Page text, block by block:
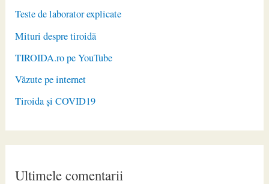
Teste de laborator explicate
Mituri despre tiroidă
TIROIDA.ro pe YouTube
Văzute pe internet
Tiroida și COVID19
Ultimele comentarii